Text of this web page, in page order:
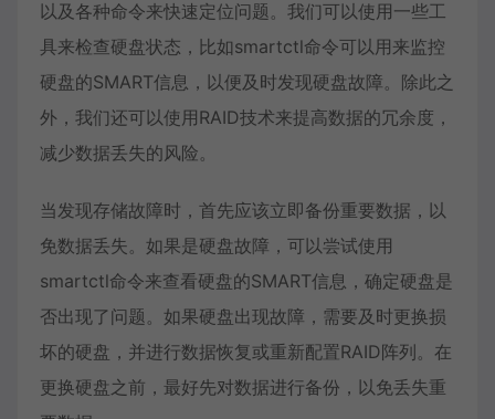
以及各种命令来快速定位问题。我们可以使用一些工
具来检查硬盘状态，比如smartctl命令可以用来监控
硬盘的SMART信息，以便及时发现硬盘故障。除此之
外，我们还可以使用RAID技术来提高数据的冗余度，
减少数据丢失的风险。
当发现存储故障时，首先应该立即备份重要数据，以
免数据丢失。如果是硬盘故障，可以尝试使用
smartctl命令来查看硬盘的SMART信息，确定硬盘是
否出现了问题。如果硬盘出现故障，需要及时更换损
坏的硬盘，并进行数据恢复或重新配置RAID阵列。在
更换硬盘之前，最好先对数据进行备份，以免丢失重